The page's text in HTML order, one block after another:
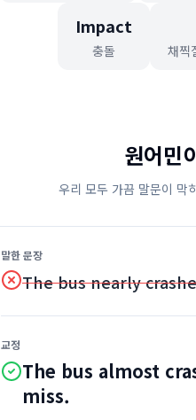
Impact
충돌 채찍
원어민
우리 모두 가끔 말문이 막
말한 문장
The bus nearly
교정
The bus almost
miss.